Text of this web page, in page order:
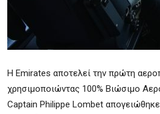
Η Emirates αποτελεί την πρώτη
χρησιμοποιώντας 100% Βιώσιμο
Captain Philippe Lombet